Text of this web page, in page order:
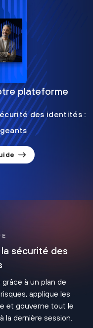
plateforme
des identités :
sécurité des
à un plan de
applique les
et gouverne tout le
la dernière session.